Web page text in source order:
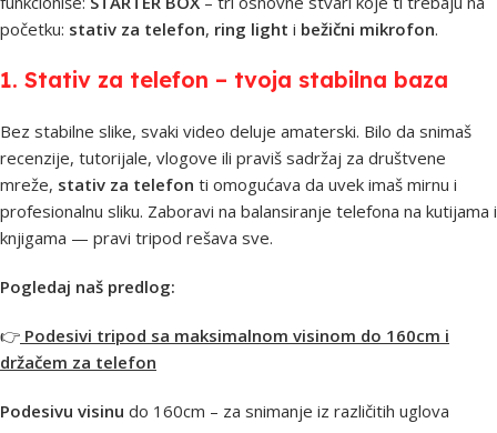
početku: stativ za telefon, ring light i bežični mikrofon.
1. Stativ za telefon – tvoja stabilna baza
Bez stabilne slike, svaki video deluje amaterski. Bilo da snimaš
recenzije, tutorijale, vlogove ili praviš sadržaj za društvene
mreže, stativ za telefon ti omogućava da uvek imaš mirnu i
profesionalnu sliku. Zaboravi na balansiranje telefona na kutijama i
knjigama — pravi tripod rešava sve.
Pogledaj naš predlog:
👉 Podesivi tripod sa maksimalnom visinom do 160cm i
držačem za telefon
Podesivu visinu do 160cm – za snimanje iz različitih uglova